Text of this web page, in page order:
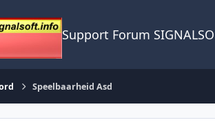
Support Forum
Speelbaarheid Asd